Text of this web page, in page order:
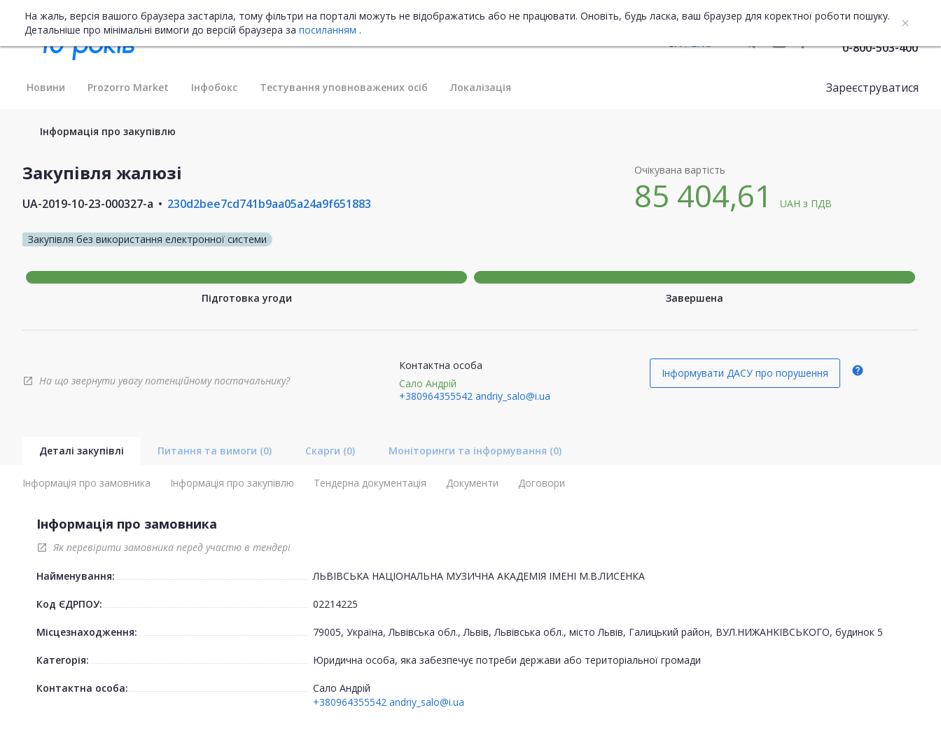
На жаль, версія вашого браузера застаріла, тому фільтри на порталі можуть не відображатись або не працювати. Оновіть, будь ласка, ваш браузер для коректної роботи пошуку.
Детальніше про мінімальні вимоги до версій браузера за посиланням .
UA
ENG 0-800-503-400
Новини Prozorro Market Інфобокс Тестування уповноважених осіб Локалізація Зареєструватися
Інформація про закупівлю
Закупівля жалюзі
UA-2019-10-23-000327-a 230d2bee7cd741b9aa05a24a9f651883
Закупівля без використання електронної системи
Очікувана вартість
85 404,61UAHз ПДВ
Підготовка угоди Завершена
open_in_new На що звернути увагу потенційному постачальнику?
Контактна особа
Сало Андрій
+380964355542 andriy_salo@i.ua
Інформувати ДАСУ про порушення help
Деталі закупівлі Питання та вимоги (0) Скарги (0) Моніторинги та інформування (0)
Інформація про замовника Інформація про закупівлю Тендерна документація Документи Договори
Інформація про замовника
open_in_new Як перевірити замовника перед участю в тендері
Найменування: ЛЬВІВСЬКА НАЦІОНАЛЬНА МУЗИЧНА АКАДЕМІЯ ІМЕНІ М.В.ЛИСЕНКА
Код ЄДРПОУ: 02214225
Місцезнаходження: 79005, Україна, Львівська обл., Львів, Львівська обл., місто Львів, Галицький район, ВУЛ.НИЖАНКІВСЬКОГО, будинок 5
Категорія: Юридична особа, яка забезпечує потреби держави або територіальної громади
Контактна особа:
Сало Андрій
+380964355542 andriy_salo@i.ua